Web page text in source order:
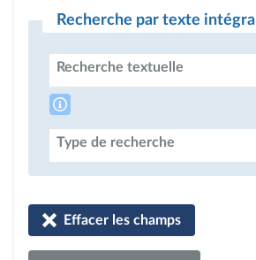
Recherche par texte intégral
Recherche textuelle
Type de recherche
Effacer les champs